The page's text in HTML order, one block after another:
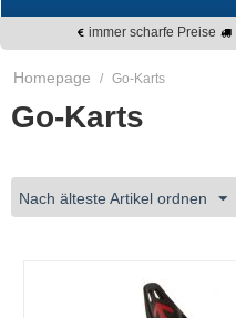
immer scharfe Preise
Homepage / Go-Karts
Go-Karts
Nach älteste Artikel ordnen